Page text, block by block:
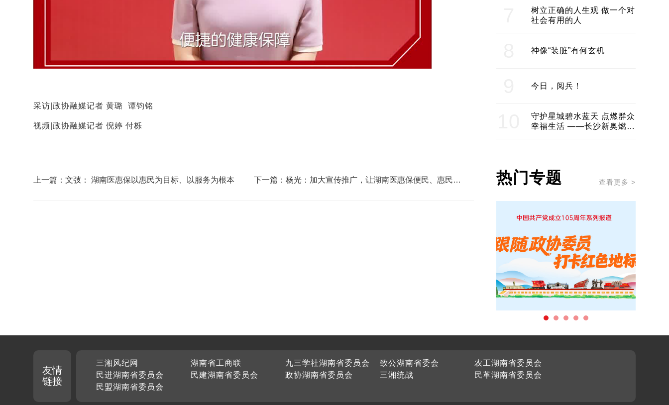
采访|政协融媒记者 黄璐 谭钧铭
视频|政协融媒记者 倪婷 付栎
上一篇：文弢： 湖南医惠保以惠民为目标、以服务为根本
下一篇：杨光：加大宣传推广，让湖南医惠保便民、惠民、
树立正确的人生观 做一个对
社会有用的人
神像“装脏”有何玄机
今日，阅兵！
守护星城碧水蓝天 点燃群众
幸福生活 ——长沙新奥燃气
热门专题 查看更多 >
友情
链接
三湘风纪网 湖南省工商联 九三学社湖南省委员会 致公湖南省委会
农工湖南省委员会
民进湖南省委员会
民建湖南省委员会 政协湖南省委员会 三湘统战
民革湖南省委员会
民盟湖南省委员会